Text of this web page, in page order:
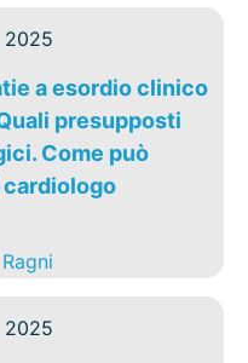
2025
a esordio clinico
presupposti
Come può
2025